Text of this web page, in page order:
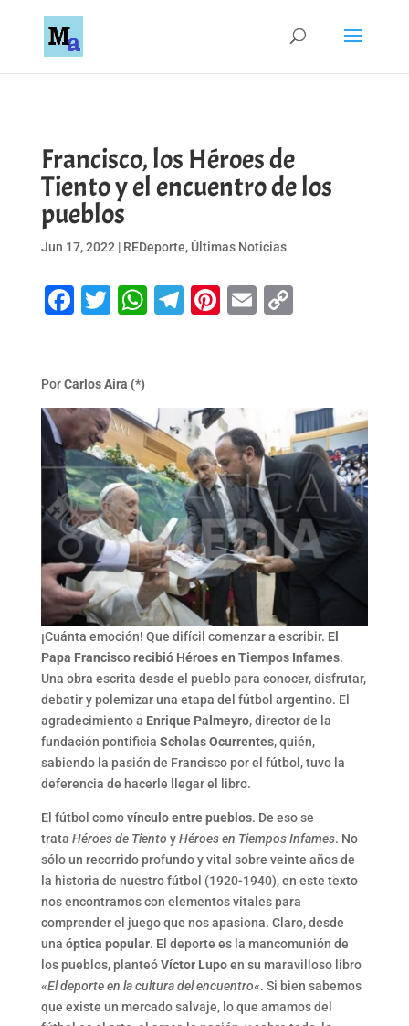
Francisco, los Héroes de
Tiento y el encuentro de los
pueblos
Jun 17, 2022 | REDeporte, Últimas Noticias
Facebook
Twitter
WhatsApp
Telegram
Pinterest
EmailCopy
PorCarlos Aira (*)
¡Cuánta emoción! Que difícil comenzar a escribir. El
Papa Francisco recibió Héroes en Tiempos Infames.
Una obra escrita desde el pueblo para conocer, disfrutar,
debatir y polemizar una etapa del fútbol argentino. El
agradecimiento a Enrique Palmeyro, director de la
fundación pontificia Scholas Ocurrentes, quién,
sabiendo la pasión de Francisco por el fútbol, tuvo la
deferencia de hacerle llegar el libro.
El fútbol comovínculo entre pueblos. De eso se
trata Héroes de Tiento yHéroes en Tiempos Infames. No
sólo un recorrido profundo y vital sobre veinte años de
la historia de nuestro fútbol (1920-1940), en este texto
nos encontramos con elementos vitales para
comprender el juego que nos apasiona. Claro, desde
una óptica popular. El deporte es la mancomunión de
los pueblos, planteóVíctor Lupoen su maravilloso libro
«El deporte en la cultura del encuentro«. Si bien sabemos
que existe un mercado salvaje, lo que amamos del